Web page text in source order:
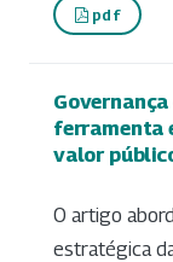
pdf
ferramenta
valor
O artigo
estratégica